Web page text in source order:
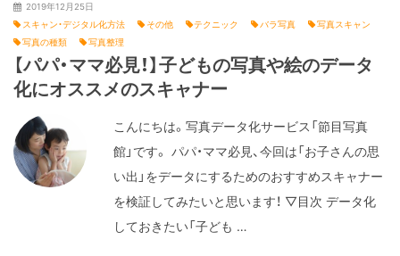
2019年12月25日
スキャン・デジタル化方法
その他 テクニック バラ写真
写真スキャン
写真の種類
写真整理
【パパ・ママ必見！】子どもの写真や絵のデータ
化にオススメのスキャナー
こんにちは。写真データ化サービス「節目写真
館」です。 パパ・ママ必見、今回は「お子さんの思
い出」をデータにするためのおすすめスキャナー
を検証してみたいと思います！ ▽目次 データ化
しておきたい「子ども …